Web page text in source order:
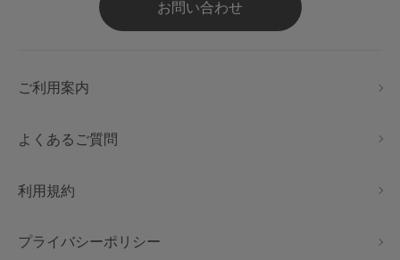
お問い合わせ
ご利用案内
よくあるご質問
利用規約
プライバシーポリシー